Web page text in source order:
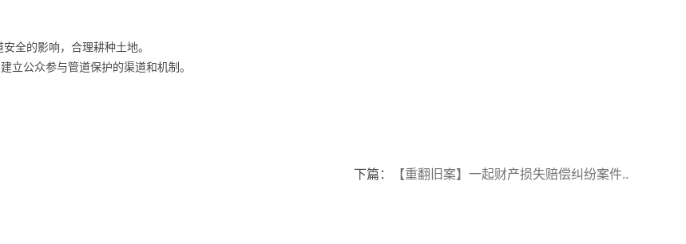
全的影响，合理耕种土地。
立公众参与管道保护的渠道和机制。
下篇： 【重翻旧案】一起财产损失赔偿纠纷案件..